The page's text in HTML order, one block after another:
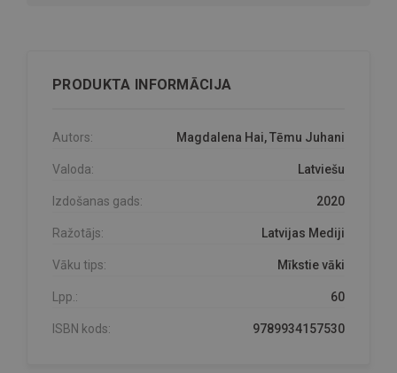
PRODUKTA INFORMĀCIJA
Autors: Magdalena Hai, Tēmu Juhani
Valoda: Latviešu
Izdošanas gads: 2020
Ražotājs: Latvijas Mediji
Vāku tips: Mīkstie vāki
Lpp.: 60
ISBN kods: 9789934157530